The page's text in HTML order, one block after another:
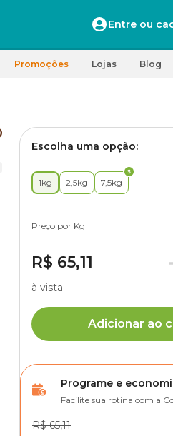
Entre ou
Promoções Lojas Blog
Escolha uma opção:
1kg 2,5kg 7,5kg
Preço por Kg
R$ 65,11
à vista
Adicionar ao
Programe e
Facilite sua rotina com a
R$ 65,11